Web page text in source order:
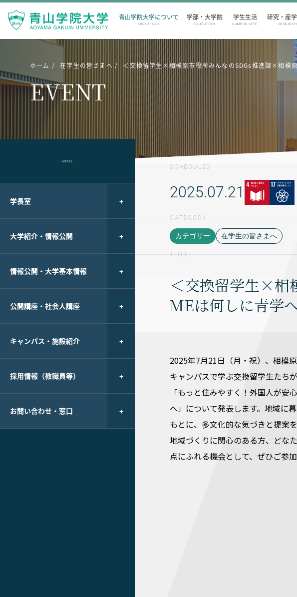
青山学院大学について
ABOUT AGU
学部・大学院
EDUCATION
学生生活
CAMPUS LIFE
研究・産
RESEARCH
ホーム 在学生の皆さまへ ＜交換留学生×相模原市役所みんなのSDGs推進課×相模
EVENT
- MENU -
学長室
大学紹介・情報公開
情報公開・大学基本情報
公開講座・社会人講座
キャンパス・施設紹介
採用情報（教職員等）
お問い合わせ・窓口
SCHEDULED
2025.07.21
CATEGORY
カテゴリー 在学生の皆さまへ
TITLE
＜交換留学生×相
MEは何しに青学
2025年7月21日（月・祝）、相模
キャンパスで学ぶ交換留学生たち
「もっと住みやすく！外国人が安
へ」について発表します。地域に
もとに、多文化的な気づきと提案
地域づくりに関心のある方、どな
点にふれる機会として、ぜひご参加